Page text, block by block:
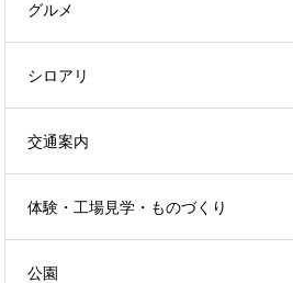
グルメ
シロアリ
交通案内
体験・工場見学・ものづくり
公園